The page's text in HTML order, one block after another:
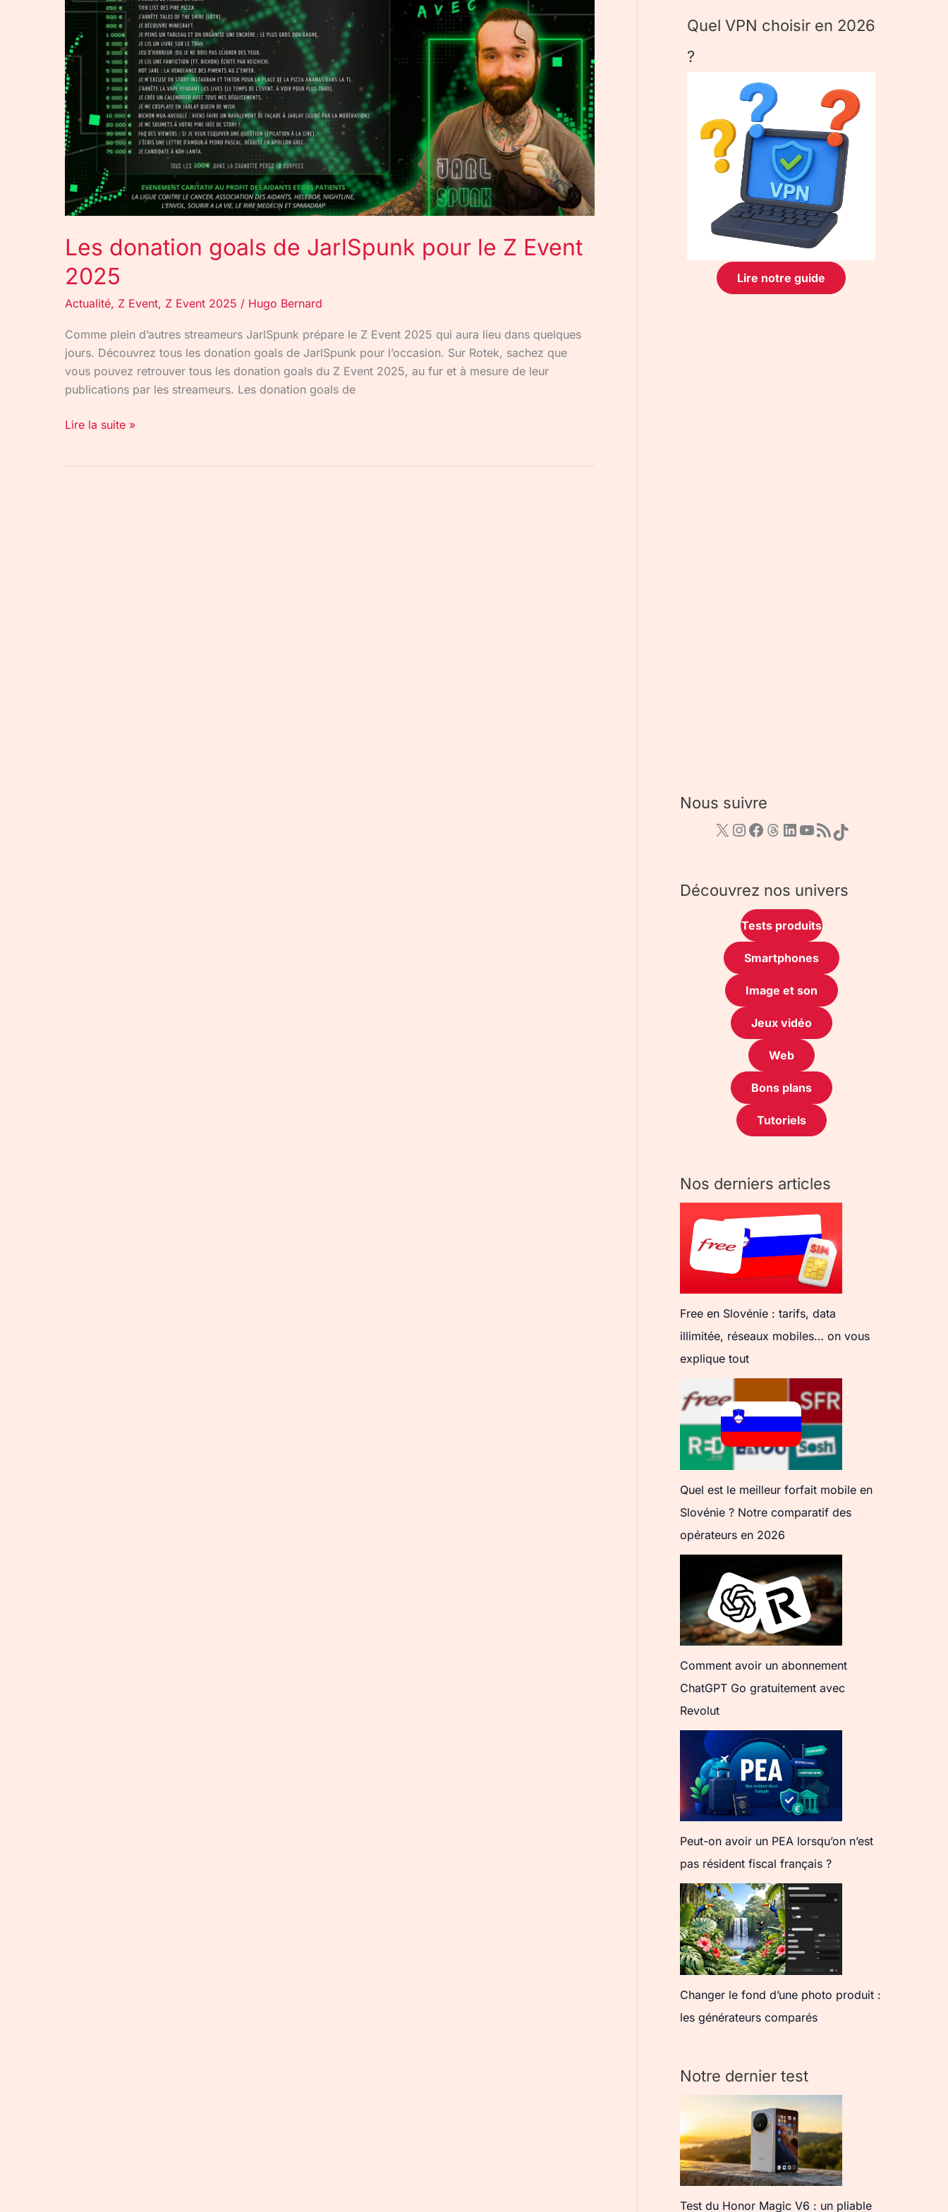
Les donation goals de JarlSpunk pour le Z Event
2025
Actualité, Z Event, Z Event 2025 / Hugo Bernard
Comme plein d’autres streameurs JarlSpunk prépare le Z Event 2025 qui aura lieu dans quelques
jours. Découvrez tous les donation goals de JarlSpunk pour l’occasion. Sur Rotek, sachez que
vous pouvez retrouver tous les donation goals du Z Event 2025, au fur et à mesure de leur
publications par les streameurs. Les donation goals de
Z
Event
2025
Lire la suite »
Quel VPN choisir en 2026
?
Lire notre guide
Nous suivre
Découvrez nos univers
Tests produits
Smartphones
Image et son
Jeux vidéo
Web
Bons plans
Tutoriels
Nos derniers articles
Free en Slovénie : tarifs, data
illimitée, réseaux mobiles… on vous
explique tout
Quel est le meilleur forfait mobile en
Slovénie ? Notre comparatif des
opérateurs en 2026
Comment avoir un abonnement
ChatGPT Go gratuitement avec
Revolut
Peut-on avoir un PEA lorsqu’on n’est
pas résident fiscal français ?
Changer le fond d’une photo produit :
les générateurs comparés
Notre dernier test
Test du Honor Magic V6 : un pliable